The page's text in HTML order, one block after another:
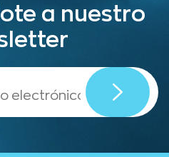
a nuestro
,